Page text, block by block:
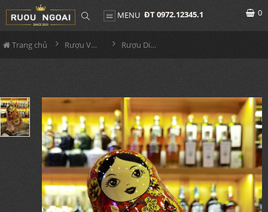
MENU ĐT 0972.12345.1 0
Trang chủ Rượu Vodka Rượu Diamond Doll Vodka Original